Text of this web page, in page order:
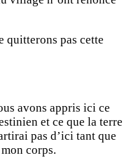
quitterons pas cette
avons appris ici ce
et ce que la terre
pas d’ici tant que
corps.